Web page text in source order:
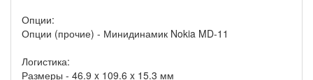
Опции:
Опции (прочие) - Минидинамик Nokia MD-11
Логистика:
Размеры - 46.9 x 109.6 x 15.3 мм